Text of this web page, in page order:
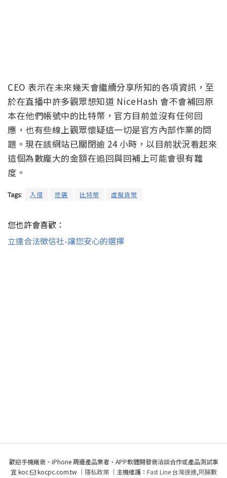
CEO 表示在未來幾天會繼續分享所知的各項資訊，至
於在直播中許多觀眾想知道 NiceHash 會不會補回原
本在他們帳號中的比特幣，官方目前並沒有任何回
應，也有些線上觀眾懷疑這一切是官方內部作業的問
題。現在該網站已關閉逾 24 小時，以目前狀況看起來
這個為數龐大的金額在追回與回補上可能會很有難
度。
Tags: 入侵 挖礦 比特幣 虛擬貨幣
您也許會喜歡：
立達合法徵信社-讓您安心的選擇
歡迎手機廠商、iPhone 周邊產品業者、APP軟體開發商洽談合作或產品測試事
宜 koc
kocpc.com.tw ｜ 隱私政策｜主機維護： Fast Line 台灣速連,阿腸數